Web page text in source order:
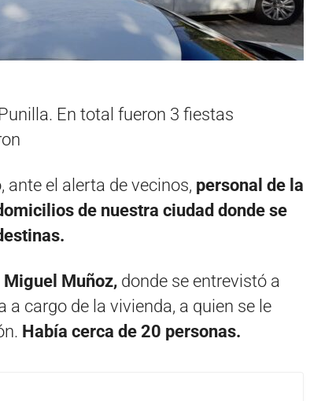
En total fueron 3 fiestas
ante el alerta de vecinos, personal de la
de nuestra ciudad donde se
Muñoz, donde se entrevistó a
a cargo de la vivienda, a quien se le
Había cerca de 20 personas.